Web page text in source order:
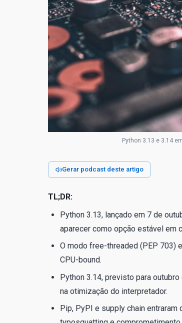
Python 3.13 e 3.14
Gerar podcast deste artigo
TL;DR:
Python 3.13, lançado em 7 de
aparecer como opção estável em
O modo free-threaded (PEP 703)
CPU-bound.
Python 3.14, previsto para
na otimização do interpretador.
Pip, PyPI e supply chain